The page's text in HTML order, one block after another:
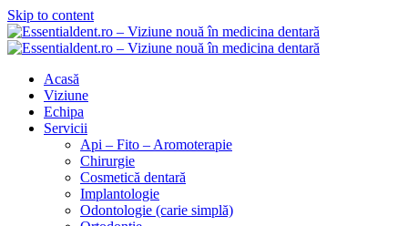
Skip to content
Acasă
Viziune
Echipa
Servicii
Api – Fito – Aromoterapie
Chirurgie
Cosmetică dentară
Implantologie
Odontologie (carie simplă)